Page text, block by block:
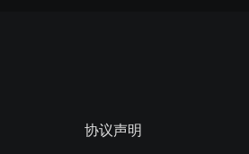
协议声明